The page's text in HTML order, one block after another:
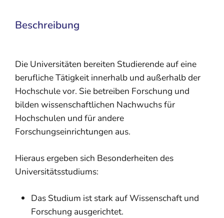
Beschreibung
Die Universitäten bereiten Studierende auf eine
berufliche Tätigkeit innerhalb und außerhalb der
Hochschule vor. Sie betreiben Forschung und
bilden wissenschaftlichen Nachwuchs für
Hochschulen und für andere
Forschungseinrichtungen aus.
Hieraus ergeben sich Besonderheiten des
Universitätsstudiums:
Das Studium ist stark auf Wissenschaft und
Forschung ausgerichtet.